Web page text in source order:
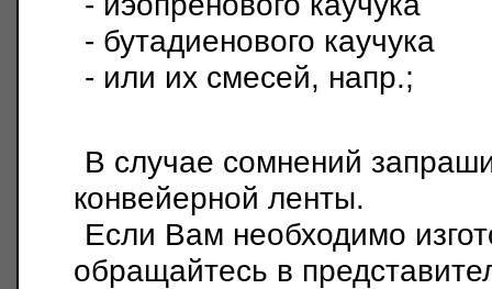
- бутадиенового каучука
- или их смесей, напр.;
В случае сомнений
конвейерной ленты.
Если Вам необходимо
обращайтесь в